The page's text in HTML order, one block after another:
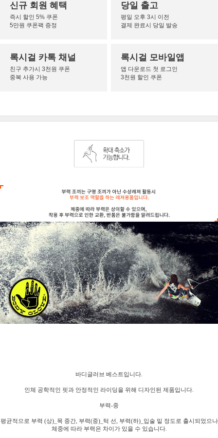
신규 회원 혜택
즉시 할인 5% 쿠폰
5만원 쿠폰팩 증정
당일 출고
평일 오후 3시 이전
결제 완료시 당일 발송
록시걸 카톡 채널
친구 추가시 3천원 쿠폰
중복 사용 가능
록시걸 모바일앱
앱 다운로드 첫 로그인
3천원 할인 쿠폰
바디글러브 베스트입니다.
인체 공학적인 핏과 안정적인 라이딩을 위해 디자인된 제품입니다.
부력-중
평균적으로 부력 (상)_목 중간, 부력(중)_턱 선, 부력(하)_입술 밑 정도로 출시되었으나
체중에 따라 부력은 차이가 있을 수 있습니다.